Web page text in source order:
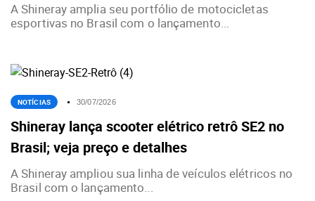
A Shineray amplia seu portfólio de motocicletas
esportivas no Brasil com o lançamento...
NOTÍCIAS 30/07/2026
Shineray lança scooter elétrico retrô SE2 no
Brasil; veja preço e detalhes
A Shineray ampliou sua linha de veículos elétricos no
Brasil com o lançamento...